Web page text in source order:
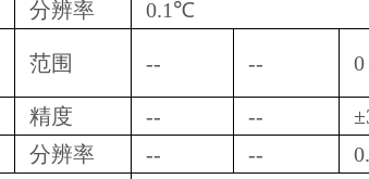
分辨率
0.1℃
范围 -- --
精度 -- --
分辨率
-- --